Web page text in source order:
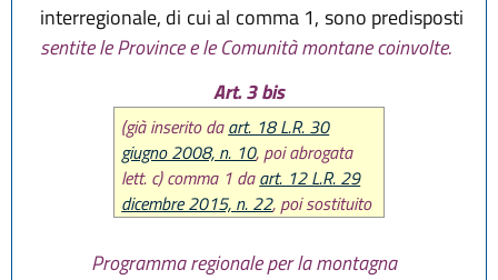
interregionale, di cui al comma 1, sono predisposti
sentite le Province e le Comunità montane coinvolte.
Art. 3 bis
(già inserito daart. 18 L.R. 30
giugno 2008, n. 10, poi abrogata
lett. c) comma 1 daart. 12 L.R. 29
dicembre 2015, n. 22, poi sostituito
dicembre 2017, n. 25)
Programma regionale per la montagna